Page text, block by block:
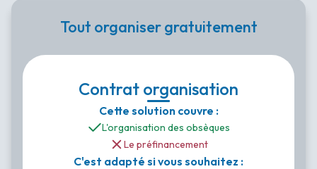
Tout organiser gratuitement
Contrat organisation
Cette solution couvre :
L'organisation des obsèques
Le préfinancement
C'est adapté si vous souhaitez :